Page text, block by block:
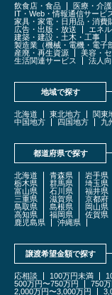
飲食店・食品 医療・介
IT・Web・情報通信サービ
家具・家電・日用品・消費
広告・出版・放送
エネ
建築・建設・土木・工事
製造業（機械・電機・電子
産廃・再生資源
美容・
生活関連サービス
法人
地域で探す
北海道 東北地方 関東
中国地方
四国地方 九
都道府県で探す
北海道 青森県 岩手県
栃木県
群馬県 埼玉県
富山県
石川県 福井県
三重県
滋賀県 京都府
鳥取県
島根県 岡山県
高知県
福岡県 佐賀県
鹿児島県
沖縄県
譲渡希望金額で探す
応相談 100万円未満
500万円〜750万円
750
2,000万円〜3,000万円